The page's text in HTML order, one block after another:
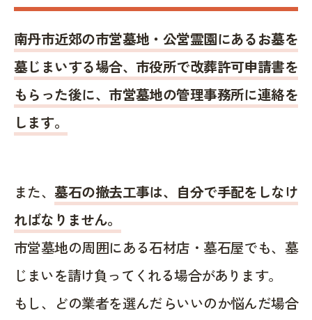
南丹市近郊の市営墓地・公営霊園にあるお墓を
墓じまいする場合、市役所で改葬許可申請書を
もらった後に、市営墓地の管理事務所に連絡を
します。
また、墓石の撤去工事は、自分で手配をしなけ
ればなりません。
市営墓地の周囲にある石材店・墓石屋でも、墓
じまいを請け負ってくれる場合があります。
もし、どの業者を選んだらいいのか悩んだ場合